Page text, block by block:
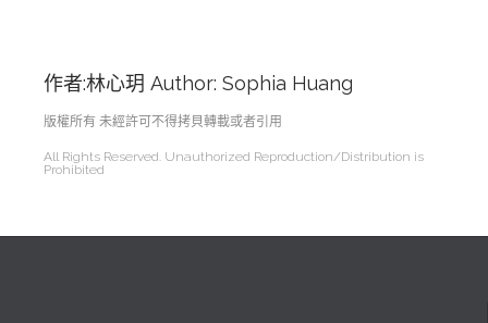
作者:林心玥 Author: Sophia Huang
版權所有 未經許可不得拷貝轉載或者引用
All Rights Reserved. Unauthorized Reproduction/Distribution is
Prohibited